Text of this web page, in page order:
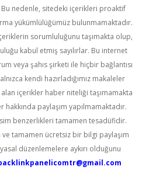
nedenle, sitedeki içerikleri proaktif
yükümlülüğümüz bulunmamaktadır.
sorumluluğunu taşımakta olup,
kabul etmiş sayılırlar. Bu internet
veya şahıs şirketi ile hiçbir bağlantısı
kendi hazırladığımız makaleler
içerikler haber niteliği taşımamakta
paylaşım yapılmamaktadır.
benzerlikleri tamamen tesadüfidir.
ve tamamen ücretsiz bir bilgi paylaşım
düzenlemelere aykırı olduğunu